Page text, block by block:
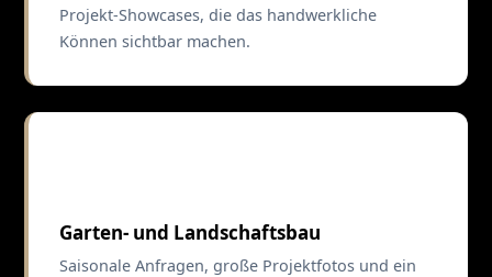
Projekt-Showcases, die das handwerkliche
Können sichtbar machen.
Garten- und Landschaftsbau
Saisonale Anfragen, große Projektfotos und ein